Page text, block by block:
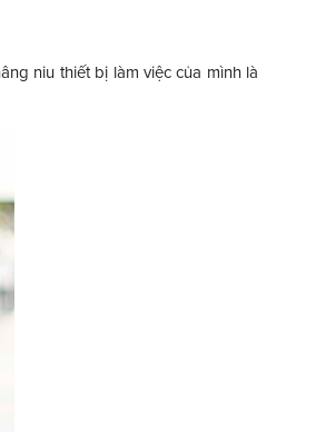
niu thiết bị làm việc của mình là